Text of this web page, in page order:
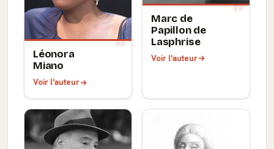
Léonora
Miano
Voir l'auteur
Marc de
Papillon de
Lasphrise
Voir l'auteur